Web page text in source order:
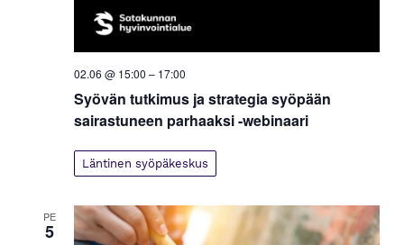
02.06 @ 15:00 – 17:00
Syövän tutkimus ja strategia syöpään
sairastuneen parhaaksi -webinaari
Läntinen syöpäkeskus
PE
5